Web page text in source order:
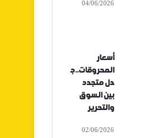
04/06/2026
أسعار
المحروقات..ج
دل متجدد
بين السوق
والتحرير
02/06/2026